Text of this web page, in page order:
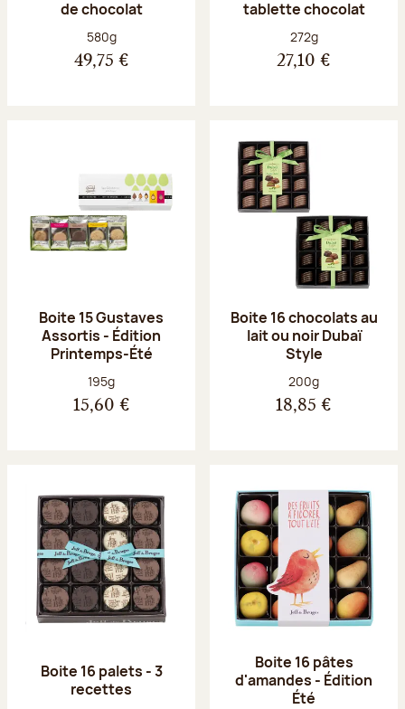
de chocolat
Poids net :
580g
49,75 €
tablette chocolat
Poids net :
272g
27,10 €
Boite 15 Gustaves
Assortis - Édition
Printemps-Été
Poids net :
195g
15,60 €
Boite 16 chocolats au
lait ou noir Dubaï
Style
Poids net :
200g
18,85 €
Boite 16 palets - 3
recettes
Boite 16 pâtes
d'amandes - Édition
Été